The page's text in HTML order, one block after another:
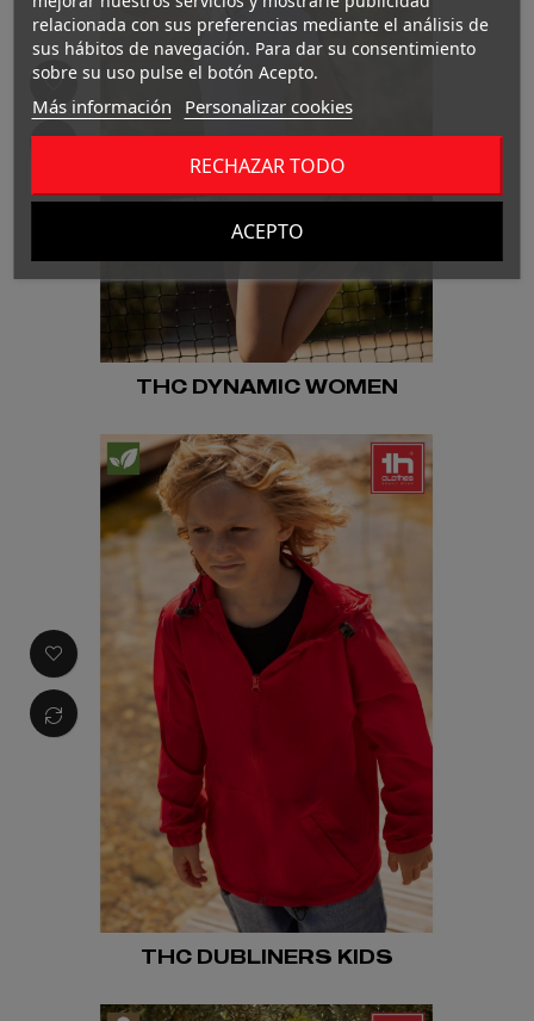
THC DYNAMIC WOMEN
THC DUBLINERS KIDS
relacionada con sus preferencias mediante el análisis de
sus hábitos de navegación. Para dar su consentimiento
sobre su uso pulse el botón Acepto.
Más información Personalizar cookies
RECHAZAR TODO
ACEPTO